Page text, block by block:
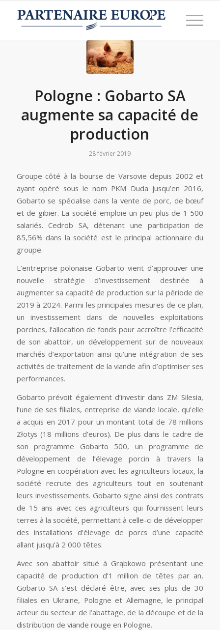
Pologne : Gobarto SA
augmente sa capacité de
production
28 février 2019
Groupe côté à la bourse de Varsovie depuis 2002 et
ayant opéré sous le nom PKM Duda jusqu’en 2016,
Gobarto se spécialise dans la vente de porc, de bœuf
et de gibier. La société emploie un peu plus de 1 500
salariés. Cedrob SA, détenant une participation de
85,56% dans la société est le principal actionnaire du
groupe.
L’entreprise polonaise Gobarto vient d’approuver une
nouvelle stratégie d’investissement destinée à
augmenter sa capacité de production sur la période de
2019 à 2024. Parmi les principales mesures de ce plan,
un investissement dans de nouvelles exploitations
porcines, l’allocation de fonds pour accroître l’efficacité
de son abattoir, un développement sur de nouveaux
marchés d’exportation ainsi qu’une intégration de ses
activités de traitement de la viande afin d’optimiser ses
performances.
Gobarto prévoit également d’investir dans ZM Silesia,
l’une de ses filiales, entreprise de viande locale, qu’elle
a acquis en 2017 pour un montant total de 78 millions
Złotys (18 millions d’euros). De plus dans le cadre de
son programme Gobarto 500, un programme de
développement de l’élevage porcin à travers la
Pologne en coopération avec les agriculteurs locaux, la
société recrute des agriculteurs tout en soutenant
leurs investissements. Gobarto signe ainsi des contrats
de 15 ans avec ces agriculteurs qui fournissent leurs
terres à la société, permettant à celle-ci de développer
des installations d’élevage de porcs d’une capacité
allant jusqu’à 2 000 têtes.
Avec son abattoir situé à Grąbkowo présentant une
capacité de production d’1 million de têtes par an,
Gobarto SA s’est déclaré être, avec ses plus de 30
filiales en Ukraine, Pologne et Allemagne, le principal
acteur du secteur de l’abattage, de la découpe et de la
distribution de viande rouge en Pologne.